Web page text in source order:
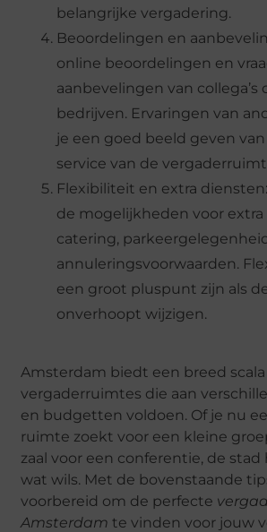
belangrijke vergadering.
Beoordelingen en
online beoordelingen en
aanbevelingen van collega’s
bedrijven. Ervaringen van
je een goed beeld geven
service van de
Flexibiliteit en extra
de mogelijkheden voor extra
catering,
annuleringsvoorwaarden.
een groot pluspunt zijn als
onverhoopt wijzigen.
Amsterdam biedt een breed scala
vergaderruimtes die aan
en budgetten voldoen. Of je nu
ruimte zoekt voor een kleine
zaal voor een conferentie, de
wat wils. Met de bovenstaande
voorbereid om de perfecte
Amsterdam te vinden voor jouw